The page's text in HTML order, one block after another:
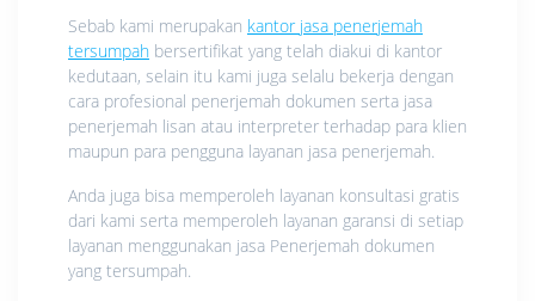
Sebab kami merupakan kantor jasa penerjemah
tersumpah bersertifikat yang telah diakui di kantor
kedutaan, selain itu kami juga selalu bekerja dengan
cara profesional penerjemah dokumen serta jasa
penerjemah lisan atau interpreter terhadap para klien
maupun para pengguna layanan jasa penerjemah.
Anda juga bisa memperoleh layanan konsultasi gratis
dari kami serta memperoleh layanan garansi di setiap
layanan menggunakan jasa Penerjemah dokumen
yang tersumpah.